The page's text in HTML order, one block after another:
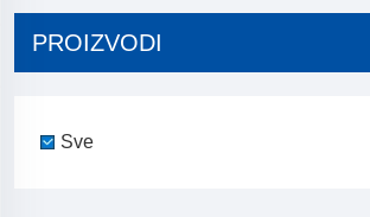
PROIZVODI
Sve